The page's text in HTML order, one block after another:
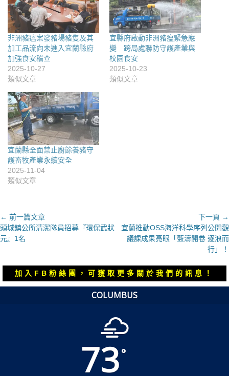
非洲豬瘟案發豬場豬隻及其
加工品流向未進入宜蘭縣府
加強食安稽查
2025-10-27
類似文章
宜縣府啟動非洲豬瘟緊急應
變 跨局處聯防守護產業與
校園食安
2025-10-23
類似文章
宜蘭縣全面禁止廚餘養豬守
護畜牧產業永續安全
2025-11-04
類似文章
文
章
導
← 前一篇文章
上
一
頭城鎮公所清潔隊員招募『環保武狀
元』1名
下一頁 →
下
章：
宜蘭推動OSS海洋科學序列公開觀
議課成果亮眼「藍濤開卷 逐浪而
行」！
加入FB粉絲團，可獲取更多關於我們的訊息！
COLUMBUS
73°